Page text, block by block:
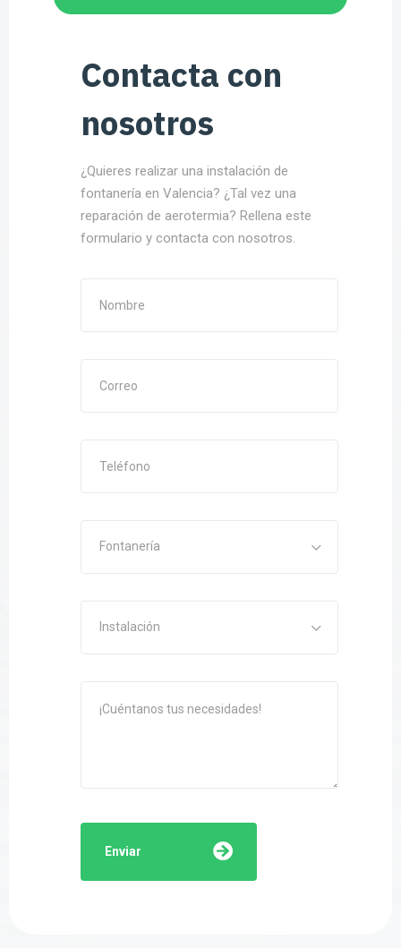
Contacta con
nosotros
¿Quieres realizar una instalación de
fontanería en Valencia? ¿Tal vez una
reparación de aerotermia? Rellena este
formulario y contacta con nosotros.
Fontanería
Instalación
Enviar